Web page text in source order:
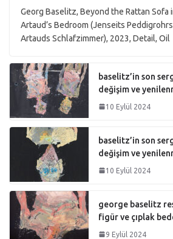
Georg Baselitz, Beyond the Rattan Sofa
Artaud’s Bedroom (Jenseits
Artauds Schlafzimmer), 2023, Detail, Oil
baselitz’in son
değişim ve
10 Eylül 2024
baselitz’in son
değişim ve
10 Eylül 2024
george baselitz
figür ve çıplak
9 Eylül 2024